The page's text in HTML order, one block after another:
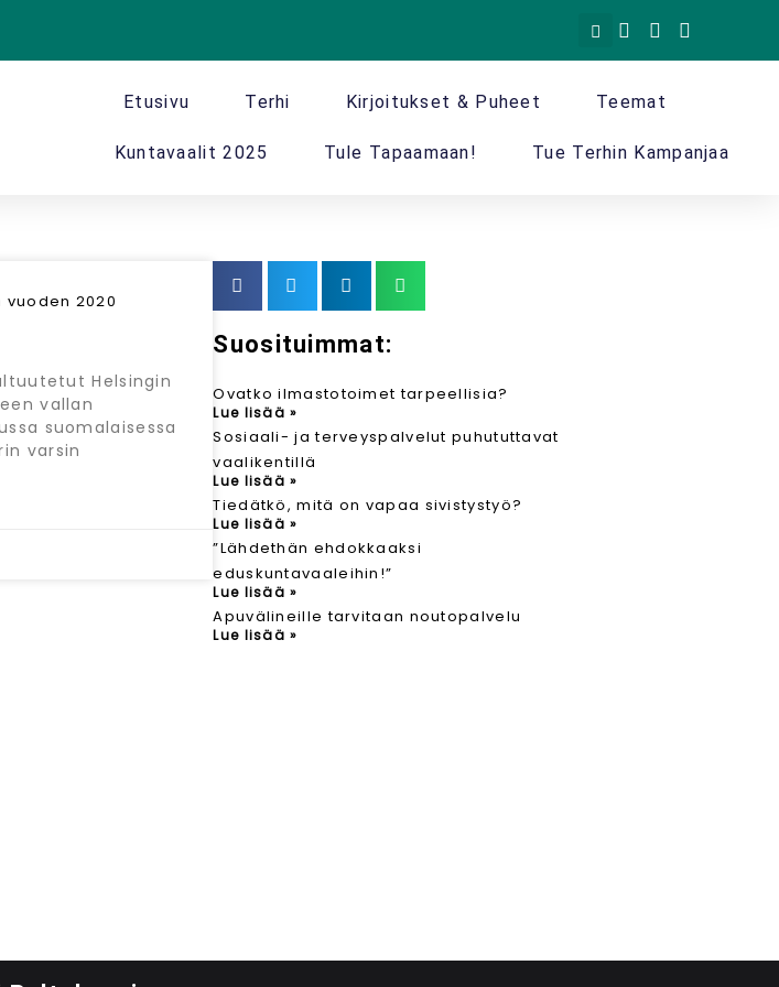
Etusivu Terhi Kirjoitukset & Puheet Teemat
Kuntavaalit 2025 Tule Tapaamaan! Tue Terhin Kampanjaa
2020
Helsingin
vallan
suomalaisessa
varsin
Suosituimmat:
Ovatko ilmastotoimet tarpeellisia?
Lue lisää »
Sosiaali- ja terveyspalvelut puhututtavat
vaalikentillä
Lue lisää »
Tiedätkö, mitä on vapaa sivistystyö?
Lue lisää »
”Lähdethän ehdokkaaksi
eduskuntavaaleihin!”
Lue lisää »
Apuvälineille tarvitaan noutopalvelu
Lue lisää »